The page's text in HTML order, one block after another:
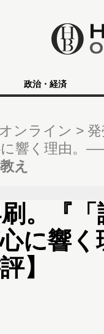
政治・経済
ンライン
に響く理由。
え
。『
に響
】